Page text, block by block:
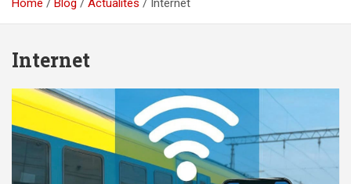
Internet